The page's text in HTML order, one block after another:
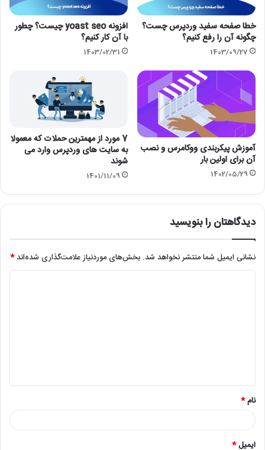
خطا صفحه سفید وردپرس چست؟
چگونه آن را رفع کنیم؟
1403/09/27
افزونه yoast seo چیست؟ چطور
با آن کار کنیم؟
1403/02/31
آموزش پیکربندی ووکامرس و نصب
آن برای اولین بار
1402/05/29
7 مورد از مهمترین حملات که معمولا
به سایت های وردپرس وارد می
شوند
1401/11/09
دیدگاهتان را بنویسید
نشانی ایمیل شما منتشر نخواهد شد. بخش‌های موردنیاز علامت‌گذاری شده‌اند*
*
نام*
ایمیل*